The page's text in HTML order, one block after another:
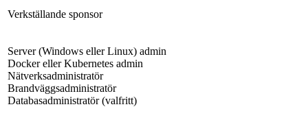
Verkställande sponsor
Server (Windows eller Linux) admin
Docker eller Kubernetes admin
Nätverksadministratör
Brandväggsadministratör
Databasadministratör (valfritt)